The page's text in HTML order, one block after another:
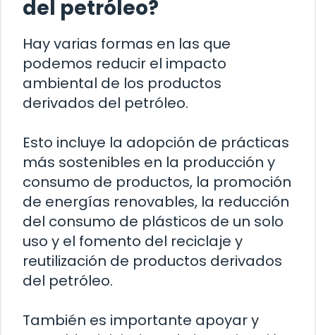
del petróleo?
Hay varias formas en las que
podemos reducir el impacto
ambiental de los productos
derivados del petróleo.
Esto incluye la adopción de prácticas
más sostenibles en la producción y
consumo de productos, la promoción
de energías renovables, la reducción
del consumo de plásticos de un solo
uso y el fomento del reciclaje y
reutilización de productos derivados
del petróleo.
También es importante apoyar y